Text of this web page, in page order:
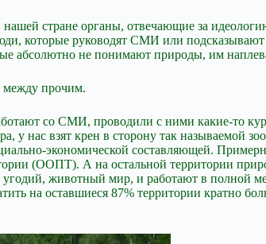
стране органы, отвечающие за
которые руководят СМИ или
абсолютно не понимают природы, им
между прочим.
со СМИ, проводили с ними какие-то
у нас взят крен в сторону так называемой
экономической составляющей.
(ООПТ). А на остальной территории
угодий, животный мир, и работают в полной
на оставшиеся 87% территории